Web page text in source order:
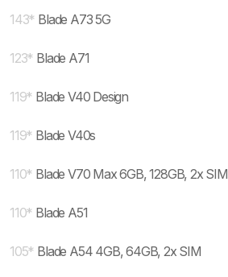
143* Blade A73 5G
123* Blade A71
119* Blade V40 Design
119* Blade V40s
110* Blade V70 Max 6GB, 128GB, 2x SIM
110* Blade A51
105* Blade A54 4GB, 64GB, 2x SIM